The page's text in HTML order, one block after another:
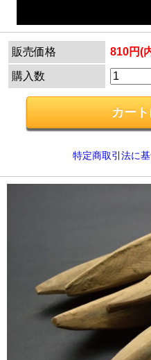
販売価格 810円(
購入数
特定商取引法に